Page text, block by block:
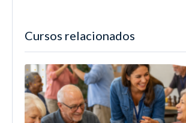
Cursos relacionados